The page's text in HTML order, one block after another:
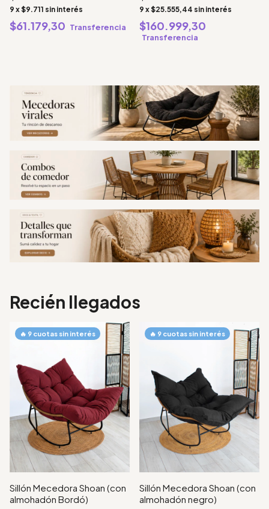
9 x$9.711 sin interés
$61.179,30 Transferencia
9 x$25.555,44 sin interés
$160.999,30
Transferencia
Recién llegados
Sillón Mecedora Shoan (con
almohadón Bordó)
Sillón Mecedora Shoan (con
almohadón negro)